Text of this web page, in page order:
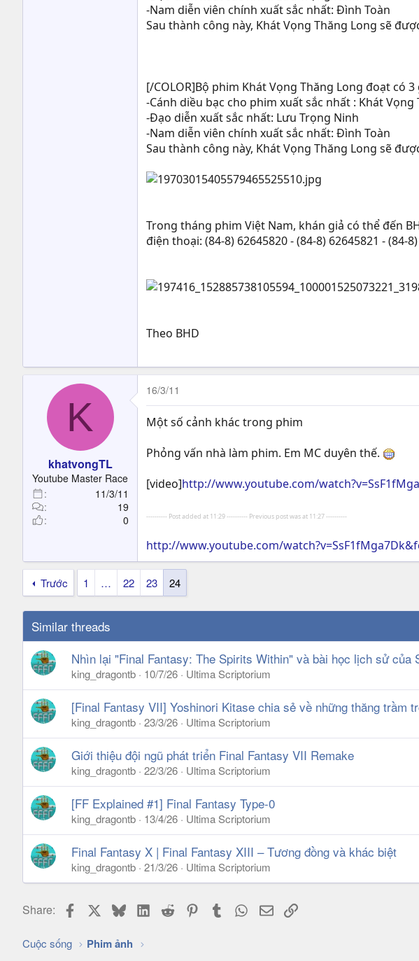
-Nam diễn viên chính xuất sắc nhất: Đình Toàn
Sau thành công này, Khát Vọng Thăng Long sẽ
[/COLOR]Bộ phim Khát Vọng Thăng Long đoạt có
-Cánh diều bạc cho phim xuất sắc nhất : Khát Vọng
-Đạo diễn xuất sắc nhất: Lưu Trọng Ninh
-Nam diễn viên chính xuất sắc nhất: Đình Toàn
Sau thành công này, Khát Vọng Thăng Long sẽ
Trong tháng phim Việt Nam, khán giả có thể đến
điện thoại: (84-8) 62645820 - (84-8) 62645821 - (84-
Theo BHD
K
khatvongTL
Youtube Master Race
11/3/11
19
0
16/3/11
Một số cảnh khác trong phim
Phỏng vấn nhà làm phim. Em MC duyên thế.
[video]http://www.youtube.com/
---------- Post added at 11:29 ---------- Previous post was at 11:27 ----------
http://www.youtube.com/
Trước 1 … 22 23 24
Similar threads
Nhìn lại "Final Fantasy: The Spirits Within" và bài học lịch sử của
king_dragontb 10/7/26 Ultima Scriptorium
[Final Fantasy VII] Yoshinori Kitase chia sẻ về những thăng trầm
king_dragontb 23/3/26 Ultima Scriptorium
Giới thiệu đội ngũ phát triển Final Fantasy VII Remake
king_dragontb 22/3/26 Ultima Scriptorium
[FF Explained #1] Final Fantasy Type-0
king_dragontb 13/4/26 Ultima Scriptorium
Final Fantasy X | Final Fantasy XIII – Tương đồng và khác biệt
king_dragontb 21/3/26 Ultima Scriptorium
Share: FacebookBlueskyLinkedIn
Reddit Pinterest
Tumblr WhatsApp
EmailLink
Cuộc sống Phim ảnh